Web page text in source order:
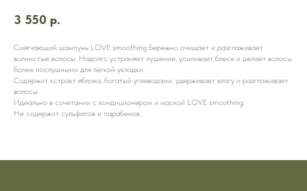
3 550 р.
Смягчающий шампунь LOVE smoothing бережно очищает и разглаживает
волнистые волосы. Надолго устраняет пушение, усиливает блеск и делает волосы
более послушными для лёгкой укладки.
Содержит кстракт яблока, богатый углеводами, удерживает влагу и разглаживает
волосы.
Идеально в сочетании с кондиционером и маской LOVE smoothing.
Не содержит сульфатов и парабенов.